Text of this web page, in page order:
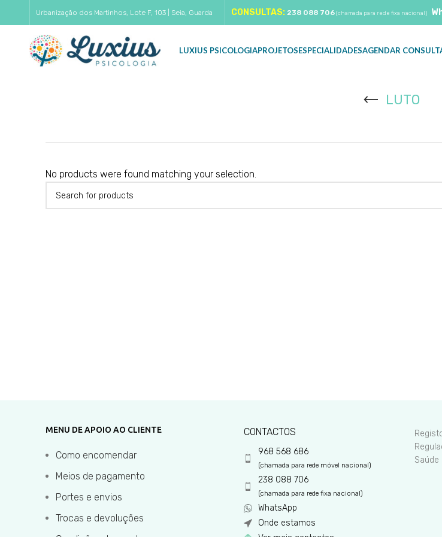
Urbanização dos Martinhos, Lote F, 103 | Seia, Guarda CONSULTAS: 238 088 706(chamada para rede fixa nacional)
LUXIUS PSICOLOGIAPROJETOSESPECIALIDADESAGENDAR
LUTO
No products were found matching your selection.
MENU DE APOIO AO CLIENTE
Como encomendar
Meios de pagamento
Portes e envios
Trocas e devoluções
CONTACTOS
968 568 686
(chamada para rede móvel nacional)
238 088 706
(chamada para rede fixa nacional)
WhatsApp
Onde estamos
Saúde